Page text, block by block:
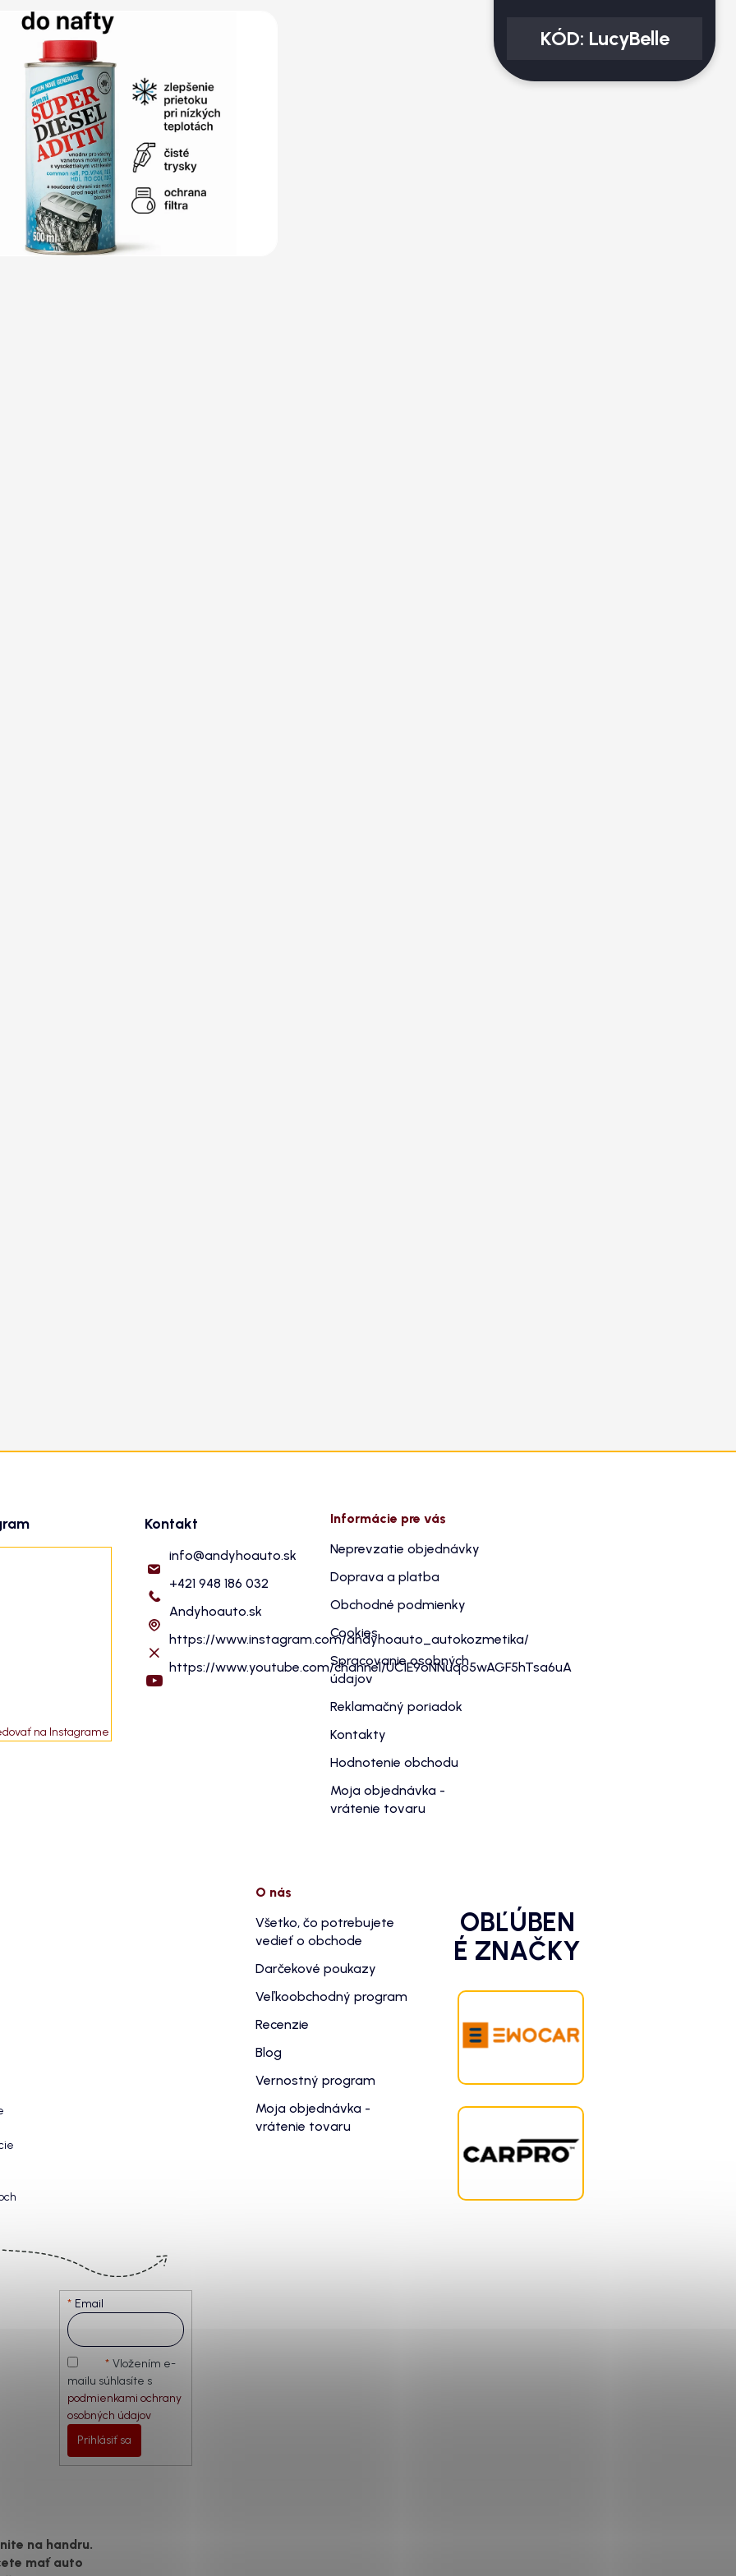
na Instagrame
Kontakt
info@andyhoauto.sk
+421 948 186 032
Andyhoauto.sk
https://www.instagram.com/andyhoauto_autokozmetika/
https://www.youtube.com/channel/UC1E9oNNuqo5wAGF5hTsa6uA
Informácie pre vás
Neprevzatie objednávky
Doprava a platba
Obchodné podmienky
Cookies
Spracovanie osobných
údajov
Reklamačný poriadok
Kontakty
Hodnotenie obchodu
Moja objednávka -
vrátenie tovaru
Email
Vložením e-
mailu súhlasíte s
podmienkami ochrany
osobných údajov
Prihlásiť sa
O nás
Všetko, čo potrebujete
vedieť o obchode
Darčekové poukazy
Veľkoobchodný program
Recenzie
Blog
Vernostný program
Moja objednávka -
vrátenie tovaru
OBĽÚBEN
É ZNAČKY
na handru.
mať auto
KÓD: LucyBelle